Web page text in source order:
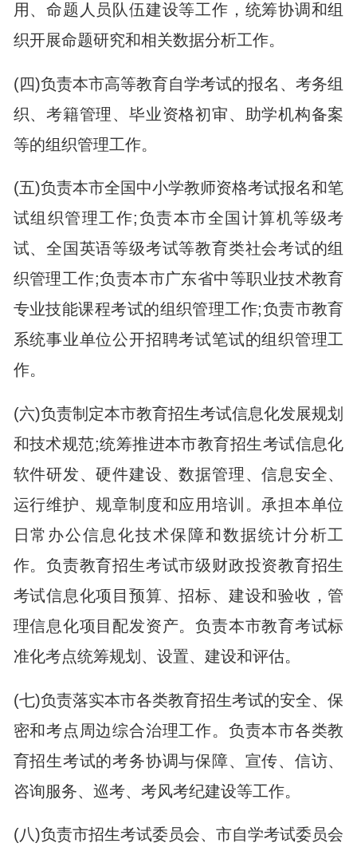
用、命题人员队伍建设等工作，统筹协调和组
织开展命题研究和相关数据分析工作。
(四)负责本市高等教育自学考试的报名、考务组
织、考籍管理、毕业资格初审、助学机构备案
等的组织管理工作。
(五)负责本市全国中小学教师资格考试报名和笔
试组织管理工作;负责本市全国计算机等级考
试、全国英语等级考试等教育类社会考试的组
织管理工作;负责本市广东省中等职业技术教育
专业技能课程考试的组织管理工作;负责市教育
系统事业单位公开招聘考试笔试的组织管理工
作。
(六)负责制定本市教育招生考试信息化发展规划
和技术规范;统筹推进本市教育招生考试信息化
软件研发、硬件建设、数据管理、信息安全、
运行维护、规章制度和应用培训。承担本单位
日常办公信息化技术保障和数据统计分析工
作。负责教育招生考试市级财政投资教育招生
考试信息化项目预算、招标、建设和验收，管
理信息化项目配发资产。负责本市教育考试标
准化考点统筹规划、设置、建设和评估。
(七)负责落实本市各类教育招生考试的安全、保
密和考点周边综合治理工作。负责本市各类教
育招生考试的考务协调与保障、宣传、信访、
咨询服务、巡考、考风考纪建设等工作。
(八)负责市招生考试委员会、市自学考试委员会